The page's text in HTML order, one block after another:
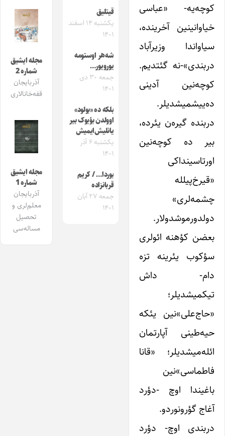
کوچه‌یه- «عباسی
خیاوانینین آخرینده،
سیاواندا وزیرآباد
دربندی»-نه گئتدیم.
کوچه‌نین آدینی
ده‌ییشمیشدیلر.
دربنده گیره‌ن یئرده،
بیر ده کوچه‌نین
اورتاسینداکی
«قیرخ‌پیلله
چشمه‌لری»
دولدورموشدولار.
بعضن کؤهنه ائولری
سؤکوب یئرینه تزه
دام- داش
تیکمیشدیلر؛
«حاج‌علی»‌نین یئکه
حیه‌طینی آپارتمان
ائله‌میشدیلر؛ «قانا
فاطماسی»‌نین
باغیندا اوچ -دؤرد
آغاج گؤرونوردو.
دربندی اوچ- دؤرد
قیتلیق
یکشنبه ۱۴ اسفند
۱۴۰۱
شه‌هر اوستومه
یورویور…
جمعه ۳۰ دی
۱۴۰۱
بلکه ده «بولود»
اوولدن بؤیوک بیر
یانلیش‌ایمیش
یکشنبه ۶ آذر
۱۴۰۱
بوردا… / کریم
قربانزاده
جمعه ۲۷ آبان
۱۴۰۱
مجله ایشیق
شماره 2
آذربایجان
قفه‌خانالاری
مجله ایشیق
شماره 1
آذربایجان
معلم‌لری و
تحصیل
مساله‌سی